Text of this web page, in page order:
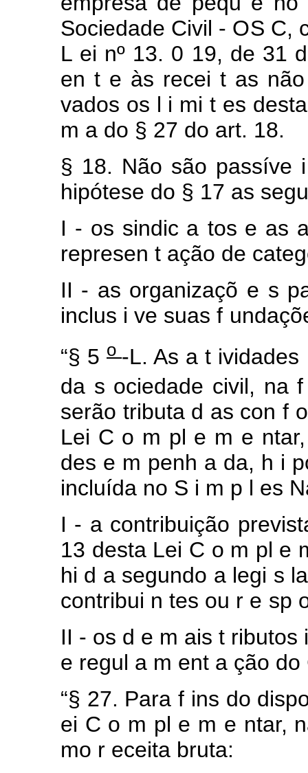
Sociedade Civil - OS C,
L ei nº 13. 0 19, de 31
en t e às recei t as
vados os l i mit es
m a do § 27 do art. 18.
§ 18. Não são passíve
hipótese do § 17 as
I - os sindic a tos e as
represen t ação de
II - as organizaçõ e s
inclus ive suasf
“§ 5o -L.As at ividades
da s ociedade civil, na
serão tributa d as con f
Lei C o m pl e m e
des e m penh a da, h i
incluída no S i m p l es
I - a contribuição
13 desta Lei C o m pl e
hi d a segundo a legi s
contribui ntes ou r e sp
II - os d e m aist ributos
e regul a m ent a ção
“§ 27. Paraf ins do
ei C o m pl e m e ntar,
mo r eceita bruta: